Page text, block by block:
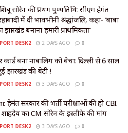
सोरेन की प्रथम पुण्यतिथि: सीएम हेमंत
में दी भावभीनी श्रद्धांजलि, कहा- ‘बाबा
बनाना हमारी प्राथमिकता’
DESK2 2 DAYS AGO 0
बना नाबालिग को बेचा: दिल्ली से 6 साल
झारखंड की बेटी !
DESK2 3 DAYS AGO 0
हेमंत सरकार की भर्ती परीक्षाओं की हो CBI
का CM सोरेन के इस्तीफे की मांग
DESK2 3 DAYS AGO 0